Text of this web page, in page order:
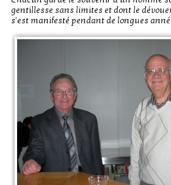
gentillesse sans limites et dont le
s'est manifesté pendant de longues